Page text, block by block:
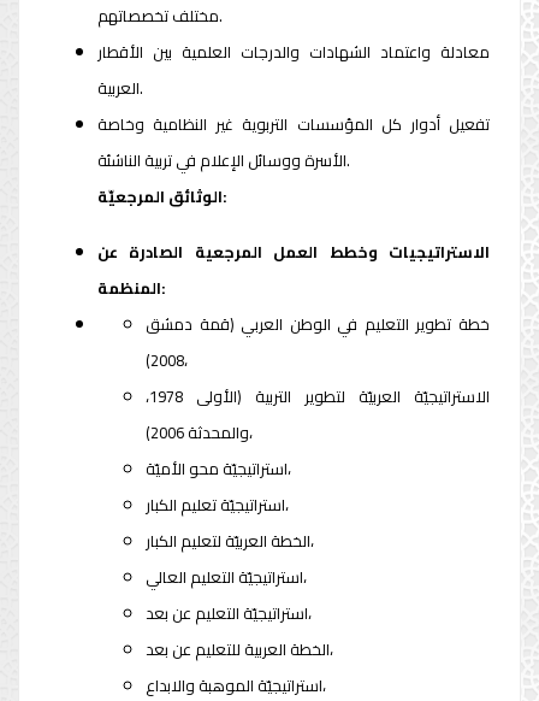
مختلف تخصصاتهم.
معادلة واعتماد الشهادات والدرجات العلمية بين الأقطار
العربية.
تفعيل أدوار كل المؤسسات التربوية غير النظامية وخاصة
الأسرة ووسائل الإعلام في تربية الناشئة.
الوثائق المرجعيّة:
الاستراتيجيات وخطط العمل المرجعية الصادرة عن
المنظمة:
خطة تطوير التعليم في الوطن العربي (قمة دمشق
2008)،
الاستراتيجيّة العربيّة لتطوير التربية (الأولى 1978،
والمحدثة 2006)،
استراتيجيّة محو الأميّة،
استراتيجيّة تعليم الكبار،
الخطة العربيّة لتعليم الكبار،
استراتيجيّة التعليم العالي،
استراتيجيّة التعليم عن بعد،
الخطة العربية للتعليم عن بعد،
استراتيجيّة الموهبة والابداع،